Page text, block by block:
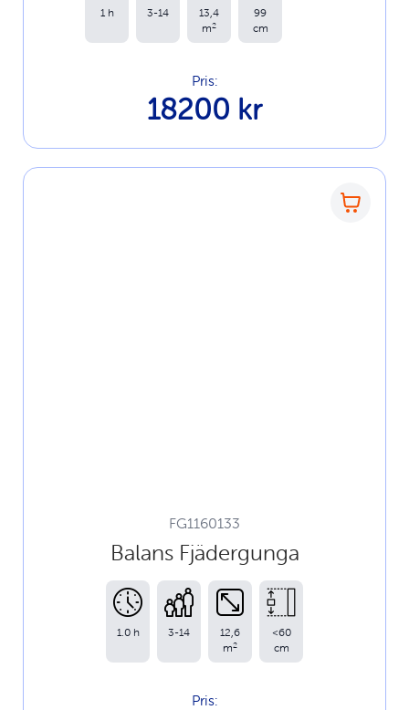
1 h 3-14
13,4
m2
99
cm
Pris:
18200 kr
FG1160133
Balans Fjädergunga
1.0 h 3-14
12,6
m2
<60
cm
Pris: